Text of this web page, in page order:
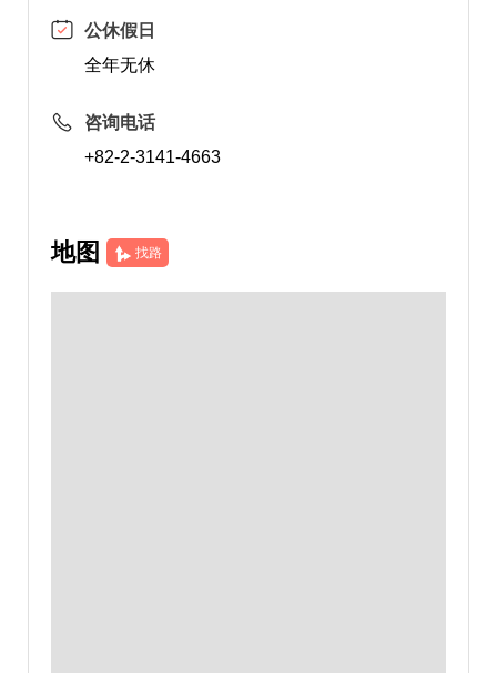
公休假日
全年无休
咨询电话
+82-2-3141-4663
地图 找路